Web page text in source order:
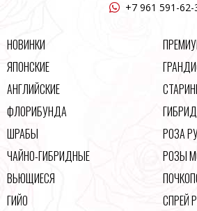
+7 961 591-62-
НОВИНКИ
ЯПОНСКИЕ
АНГЛИЙСКИЕ
ФЛОРИБУНДА
ШРАБЫ
ЧАЙНО-ГИБРИДНЫЕ
ВЬЮЩИЕСЯ
ГИЙО
РОЗА
РОЗЫ
СПРЕЙ